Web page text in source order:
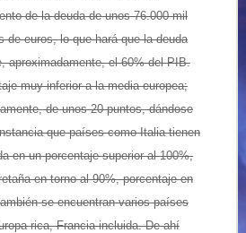
de la deuda de unos 76.000 mil
de euros, lo que hará que la deuda
aproximadamente, el 60% del PIB.
muy inferior a la media europea;
de unos 20 puntos, dándose
que países como Italia tienen
en un porcentaje superior al 100%,
en torno al 90%, porcentaje en
se encuentran varios países
rica, Francia incluida. De ahí